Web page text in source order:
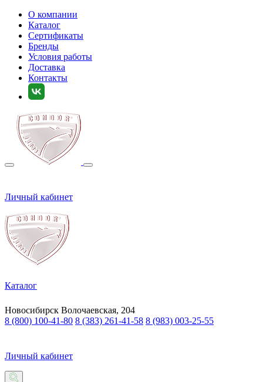
О компании
Каталог
Сертификаты
Бренды
Условия работы
Доставка
Контакты
Личный кабинет
Каталог
Новосибирск Волочаевская, 204
8 (800) 100-41-80 8 (383) 261-41-58 8 (983) 003-25-55
Личный кабинет